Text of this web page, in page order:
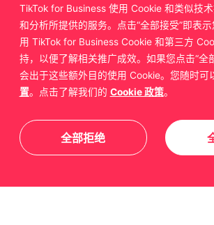
获取更多来自
TikTok for
联系我们
TikTok for Business 使用 Cookie 和类似技
和分析所提供的服务。点击“全部接受”即表
用 TikTok for Business Cookie 和第三方
持，以便了解相关推广成效。如果您点击“全
会出于这些额外目的使用 Cookie。您随时可
置。点击了解我们的 Cookie 政策。
全部拒绝